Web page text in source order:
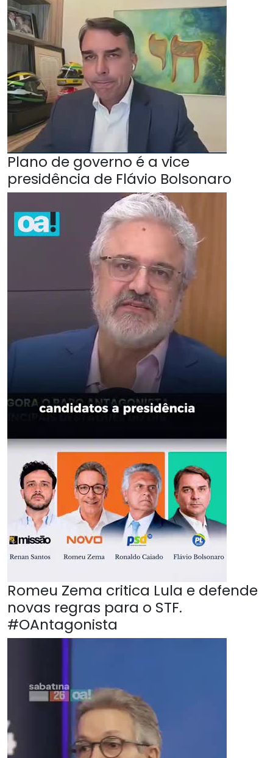
Plano de governo é a vice
presidência de Flávio Bolsonaro
Romeu Zema critica Lula e defende
novas regras para o STF.
#OAntagonista